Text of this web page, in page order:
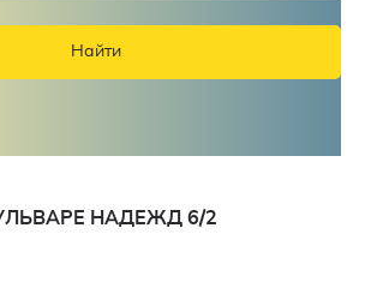
Найти
НАДЕЖД 6/2